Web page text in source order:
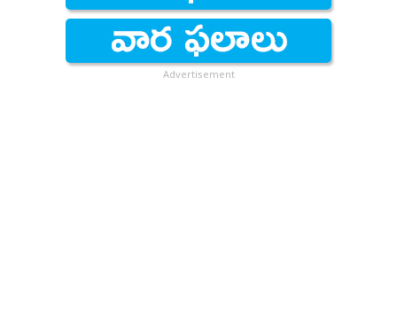
Advertisement